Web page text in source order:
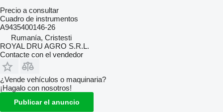
Precio a consultar
Cuadro de instrumentos
A9435400146-26
Rumanía, Cristesti
ROYAL DRU AGRO S.R.L.
Contacte con el vendedor
¿Vende vehículos o maquinaria?
¡Hagalo con nosotros!
Publicar el anuncio